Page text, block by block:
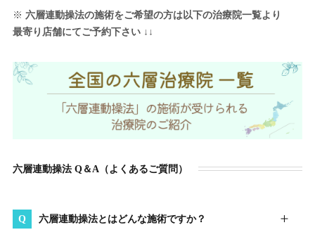
※ 六層連動操法の施術をご希望の方は以下の治療院一覧より
最寄り店舗にてご予約下さい↓↓
六層連動操法 Q＆A（よくあるご質問）
六層連動操法とはどんな施術ですか？